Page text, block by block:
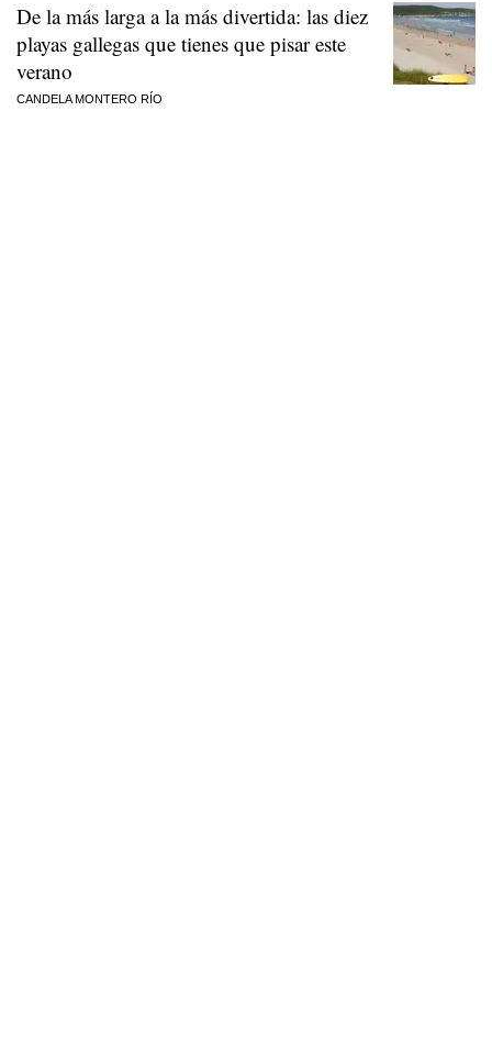
De la más larga a la más divertida: las diez
playas gallegas que tienes que pisar este
verano
CANDELA MONTERO RÍO